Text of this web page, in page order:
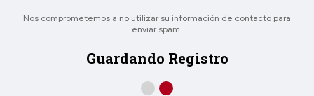
Nos comprometemos a no utilizar su información de contacto para
enviar spam.
Guardando Registro